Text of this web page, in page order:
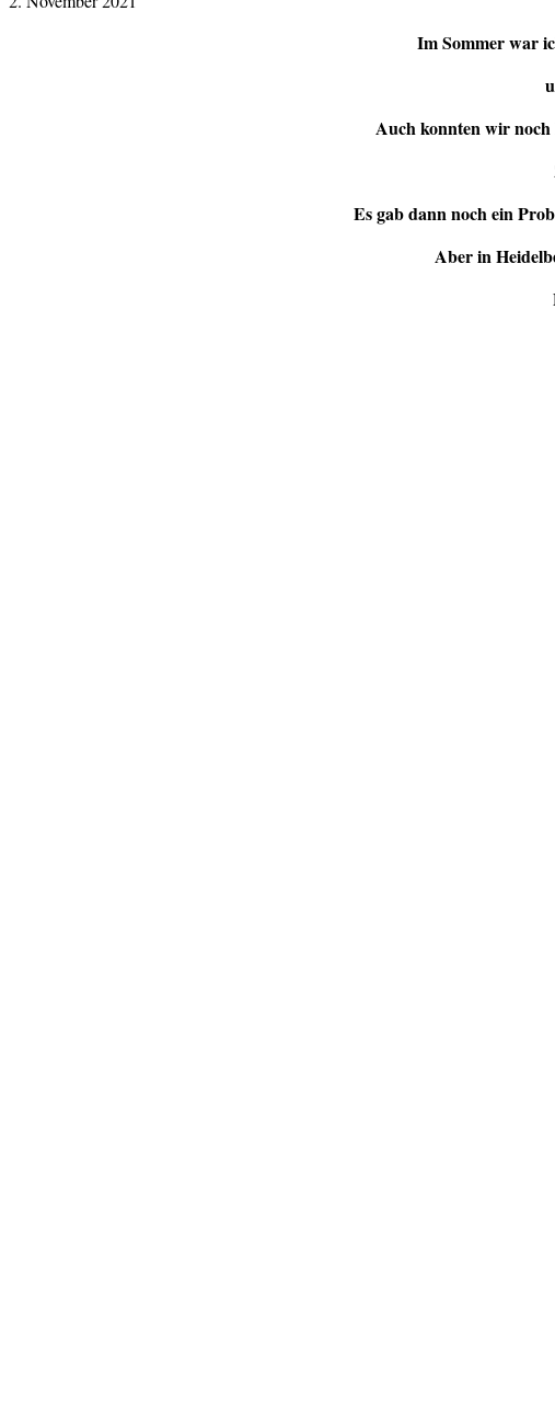
Im Sommer war
Auch konnten wir noch
Es gab dann noch ein
Aber in